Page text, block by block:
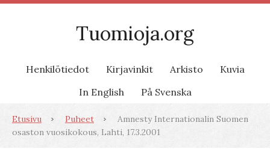
Tuomioja.org
Henkilötiedot Kirjavinkit Arkisto
Kuvia
In English
På Svenska
Etusivu Puheet
Amnesty Internationalin Suomen
osaston vuosikokous, Lahti, 17.3.2001